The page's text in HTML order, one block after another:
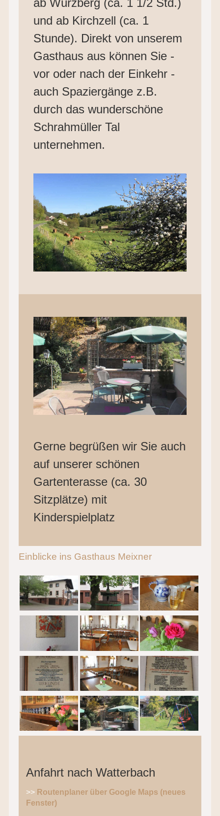
und ab Kirchzell (ca. 1
Stunde). Direkt von unserem
Gasthaus aus können Sie -
vor oder nach der Einkehr -
auch Spaziergänge z.B.
durch das wunderschöne
Schrahmüller Tal
unternehmen.
Gerne begrüßen wir Sie auch
auf unserer schönen
Gartenterasse (ca. 30
Sitzplätze) mit
Kinderspielplatz
Einblicke ins Gasthaus Meixner
Anfahrt nach Watterbach
>> Routenplaner über Google Maps (neues
Fenster)